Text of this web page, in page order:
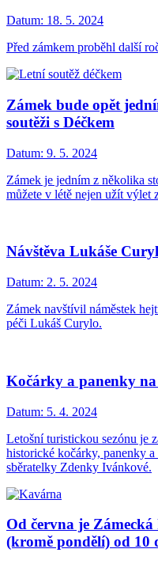
Datum: 18. 5. 2024
Před zámkem proběhl další
Zámek bude opět
soutěži s Déčkem
Datum: 9. 5. 2024
Zámek je jedním z několika
můžete v létě nejen užít výlet
Návštěva Lukáše
Datum: 2. 5. 2024
Zámek navštívil náměstek
péči Lukáš Curylo.
Kočárky a panenky
Datum: 5. 4. 2024
Letošní turistickou sezónu je
historické kočárky, panenky
sběratelky Zdenky Ivánkové.
Od června je
(kromě pondělí) od 10